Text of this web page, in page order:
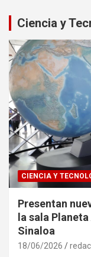
Ciencia y
CIENCIA Y
Presentan
la sala
Sinaloa
18/06/2026